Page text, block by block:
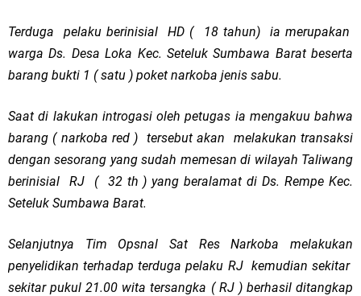
Terduga pelaku berinisial HD ( 18 tahun) ia merupakan
warga Ds. Desa Loka Kec. Seteluk Sumbawa Barat beserta
barang bukti 1 ( satu ) poket narkoba jenis sabu.
Saat di lakukan introgasi oleh petugas ia mengakuu bahwa
barang ( narkoba red ) tersebut akan melakukan transaksi
dengan sesorang yang sudah memesan di wilayah Taliwang
berinisial RJ ( 32 th ) yang beralamat di Ds. Rempe Kec.
Seteluk Sumbawa Barat.
Selanjutnya Tim Opsnal Sat Res Narkoba melakukan
penyelidikan terhadap terduga pelaku RJ kemudian sekitar
sekitar pukul 21.00 wita tersangka ( RJ ) berhasil ditangkap